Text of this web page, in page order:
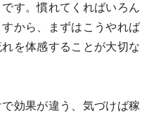
す。慣れてくればいろん
から、まずはこうやれば
を体感することが大切な
効果が違う、気づけば稼